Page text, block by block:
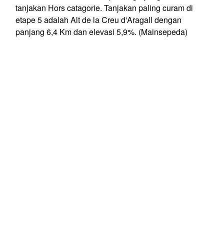
tanjakan Hors catagorie. Tanjakan paling curam di
etape 5 adalah Alt de la Creu d'Aragall dengan
panjang 6,4 Km dan elevasi 5,9%. (Mainsepeda)